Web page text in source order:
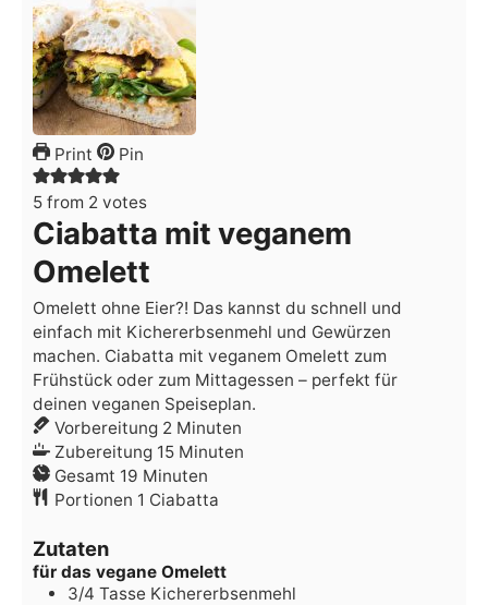
Print Pin
5 from 2 votes
Ciabatta mit veganem
Omelett
Omelett ohne Eier?! Das kannst du schnell und
einfach mit Kichererbsenmehl und Gewürzen
machen. Ciabatta mit veganem Omelett zum
Frühstück oder zum Mittagessen – perfekt für
deinen veganen Speiseplan.
Vorbereitung 2 Minuten
Minuten
Zubereitung 15Minuten
Minuten
Gesamt 19 Minuten
Minuten
Portionen 1 Ciabatta
Zutaten
für das vegane Omelett
3/4 Tasse Kichererbsenmehl